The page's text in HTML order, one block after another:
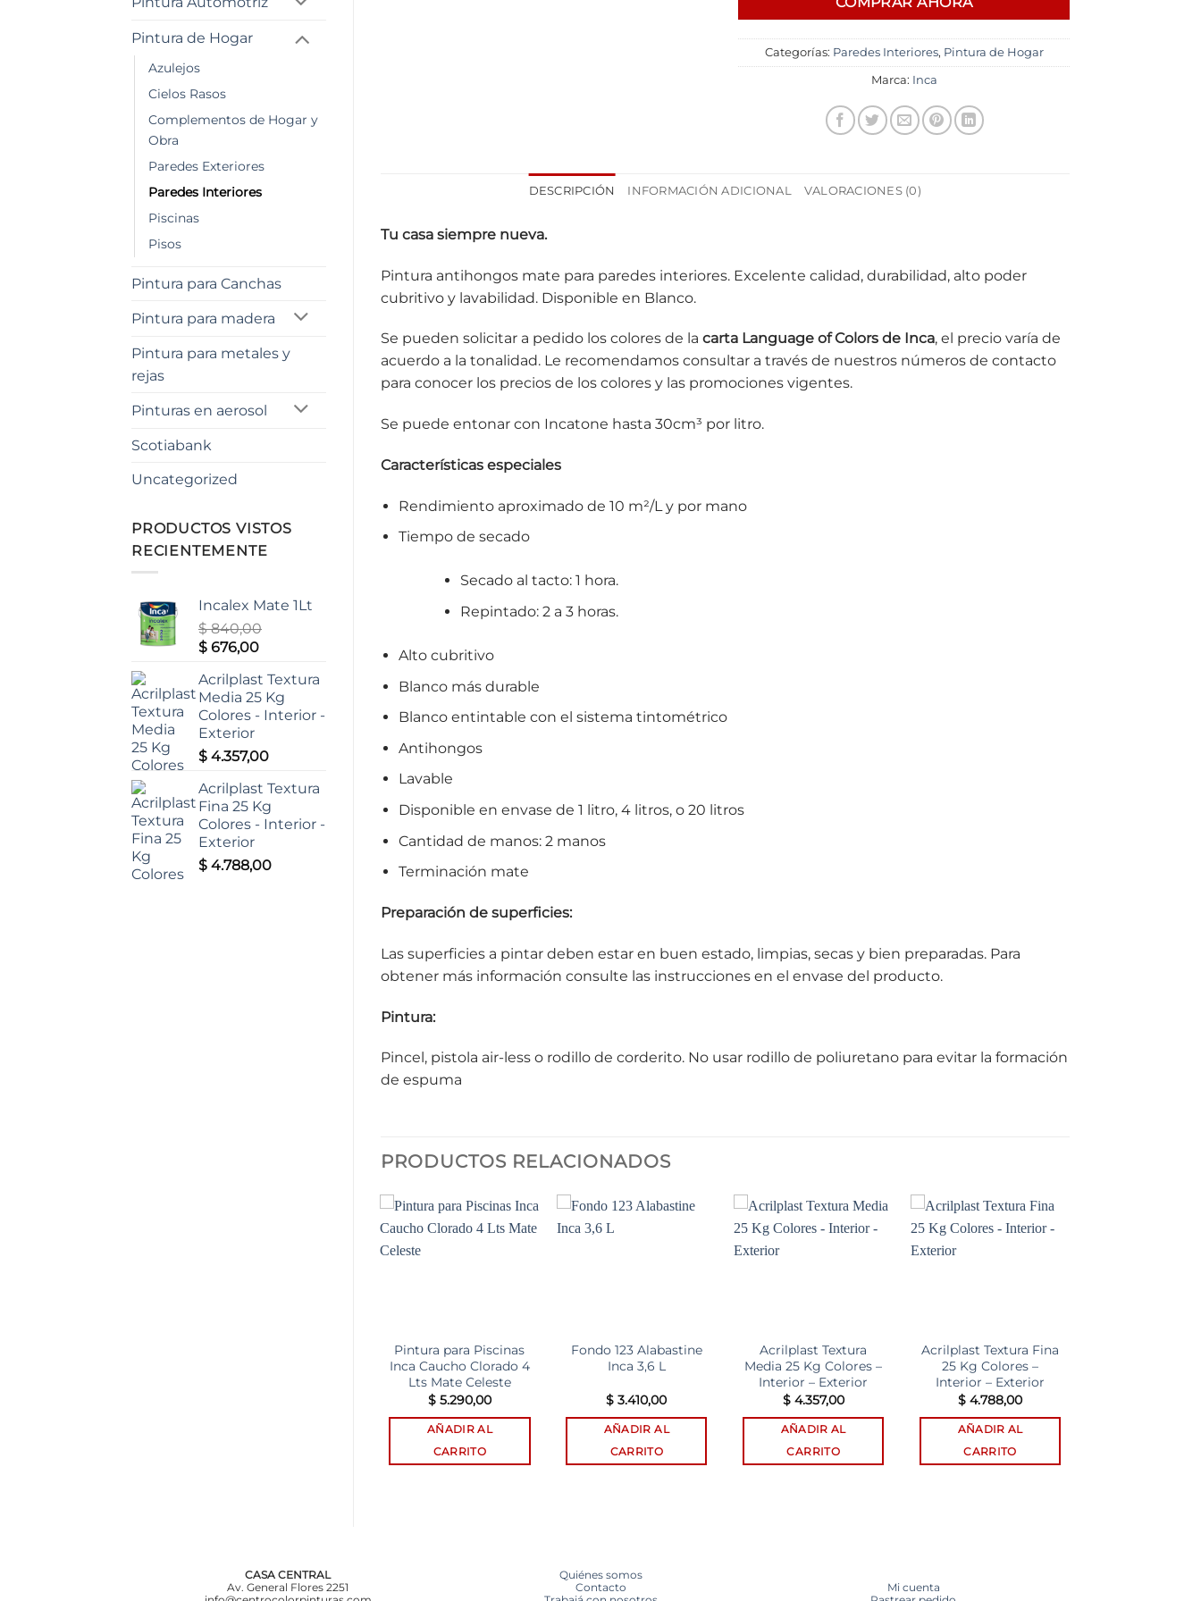
Pintura de Hogar
Azulejos
Cielos Rasos
Complementos de Hogar y
Obra
Paredes Exteriores
Paredes Interiores
Piscinas
Pisos
Pintura para Canchas
Pintura para madera
Pintura para metales y
rejas
Pinturas en aerosol
Scotiabank
Uncategorized
PRODUCTOS VISTOS
RECIENTEMENTE
Incalex Mate 1Lt
$840,00
El
original
era:
$ 840,00.
$ 676,00El
actual
es:
$ 676,00.
Acrilplast Textura
Media 25 Kg
Colores - Interior -
Exterior
$ 4.357,00
Acrilplast Textura
Fina 25 Kg
Colores - Interior -
Exterior
$ 4.788,00
Categorías: Paredes Interiores, Pintura de Hogar
Marca: Inca
DESCRIPCIÓN INFORMACIÓN ADICIONAL VALORACIONES (0)
Tu casa siempre nueva.
Pintura antihongos mate para paredes interiores. Excelente calidad, durabilidad, alto poder
cubritivo y lavabilidad. Disponible en Blanco.
Se pueden solicitar a pedido los colores de la carta Language of Colors de Inca, el precio varía de
acuerdo a la tonalidad. Le recomendamos consultar a través de nuestros números de contacto
para conocer los precios de los colores y las promociones vigentes.
Se puede entonar con Incatone hasta 30cm³ por litro.
Características especiales
Rendimiento aproximado de 10 m²/L y por mano
Tiempo de secado
Secado al tacto: 1 hora.
Repintado: 2 a 3 horas.
Alto cubritivo
Blanco más durable
Blanco entintable con el sistema tintométrico
Antihongos
Lavable
Disponible en envase de 1 litro, 4 litros, o 20 litros
Cantidad de manos: 2 manos
Terminación mate
Preparación de superficies:
Las superficies a pintar deben estar en buen estado, limpias, secas y bien preparadas. Para
obtener más información consulte las instrucciones en el envase del producto.
Pintura:
Pincel, pistola air-less o rodillo de corderito. No usar rodillo de poliuretano para evitar la formación
de espuma
PRODUCTOS RELACIONADOS
Pintura para Piscinas
Inca Caucho Clorado 4
Lts Mate Celeste
$5.290,00
AÑADIR AL
CARRITO
Fondo 123 Alabastine
Inca 3,6 L
$ 3.410,00
AÑADIR AL
CARRITO
Acrilplast Textura
Media 25 Kg Colores –
Interior – Exterior
$4.357,00
AÑADIR AL
CARRITO
Acrilplast Textura Fina
25 Kg Colores –
Interior – Exterior
$ 4.788,00
AÑADIR AL
CARRITO
CASA CENTRAL
Av. General Flores 2251
Quiénes somos
Contacto
Mi cuenta